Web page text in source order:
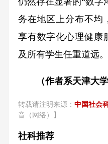
务在地区上分布不均
享有数字化心理健康
及所有学生任重道远。
（作者系天津大学
转载请注明来源： 中国社会
音（网络）】
社科推荐